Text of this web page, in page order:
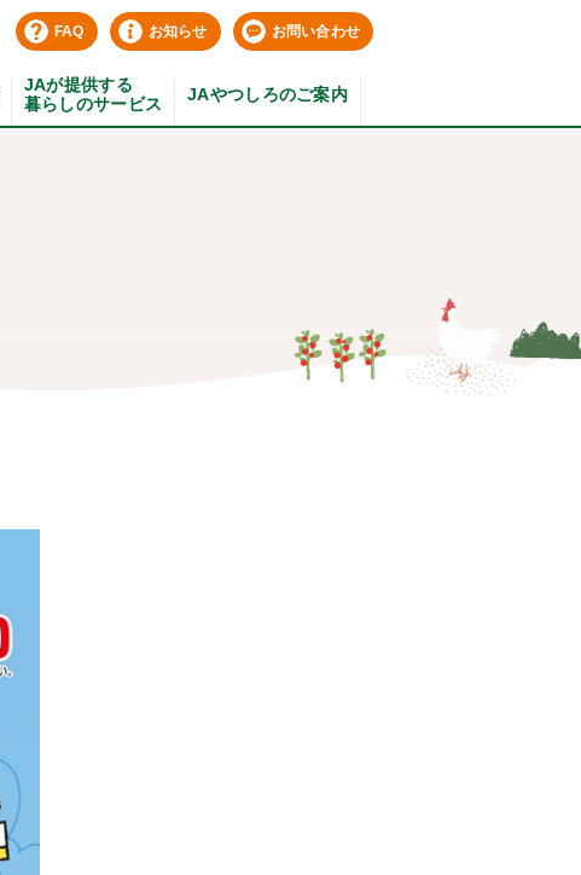
FAQ お知らせ お問い合わせ
JAが提供する
暮らしのサービス
JAやつしろのご案内